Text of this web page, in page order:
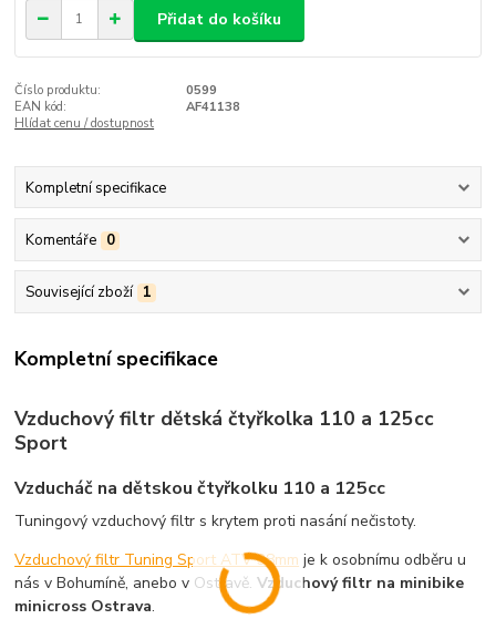
Přidat do košíku
Číslo produktu:
0599
EAN kód:
AF41138
Hlídat cenu / dostupnost
Kompletní specifikace
Komentáře 0
Související zboží 1
Kompletní specifikace
Vzduchový filtr dětská čtyřkolka 110 a 125cc
Sport
Vzducháč na dětskou čtyřkolku 110 a 125cc
Tuningový vzduchový filtr s krytem proti nasání nečistoty.
Vzduchový filtr Tuning Sport ATV 38mm je k osobnímu odběru u
nás v Bohumíně, anebo v Ostravě.Vzduchový filtr na minibike
minicross Ostrava.